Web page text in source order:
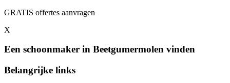
GRATIS offertes aanvragen
X
Een schoonmaker in Beetgumermolen vinden
Belangrijke links